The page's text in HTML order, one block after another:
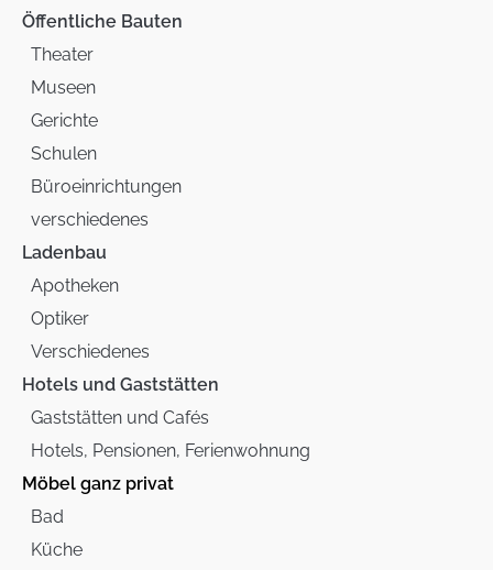
Öffentliche Bauten
Theater
Museen
Gerichte
Schulen
Büroeinrichtungen
verschiedenes
Ladenbau
Apotheken
Optiker
Verschiedenes
Hotels und Gaststätten
Gaststätten und Cafés
Hotels, Pensionen, Ferienwohnung
Möbel ganz privat
Bad
Küche